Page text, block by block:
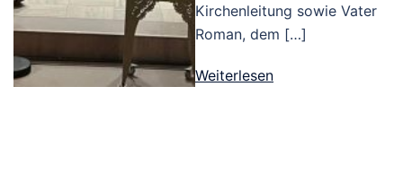
Kirchenleitung sowie Vater
Roman, dem […]
Weiterlesen